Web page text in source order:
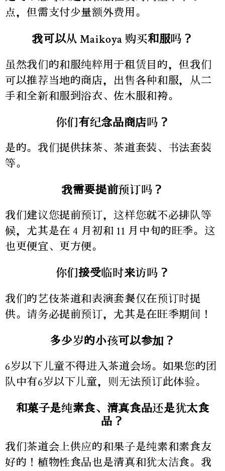
点，但需支付少量额外费用。
我可以从 Maikoya 购买和服吗？
虽然我们的和服纯粹用于租赁目的，但我们
可以推荐当地的商店，出售各种和服，从二
手和全新和服到浴衣、佐木服和袴。
你们有纪念品商店吗？
是的。我们提供抹茶、茶道套装、书法套装
等。
我需要提前预订吗？
我们建议您提前预订，这样您就不必排队等
候，尤其是在 4 月初和 11 月中旬的旺季。这
也更便宜、更方便。
你们接受临时来访吗？
我们的艺伎茶道和表演套餐仅在预订时提
供。请务必提前预订，尤其是在旺季期间！
多少岁的小孩可以参加？
6岁以下儿童不得进入茶道会场。如果您的团
队中有6岁以下儿童，则无法预订此体验。
和菓子是纯素食、清真食品还是犹太食
品？
我们茶道会上供应的和果子是纯素和素食友
好的！植物性食品也是清真和犹太洁食。我